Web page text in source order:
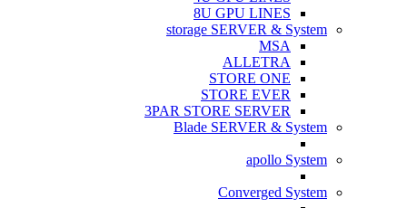
8U GPU LINES
storage SERVER & System
MSA
ALLETRA
STORE ONE
STORE EVER
3PAR STORE SERVER
Blade SERVER & System
apollo System
Converged System